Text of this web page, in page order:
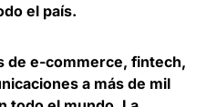
el país.
de e-commerce, fintech,
a más de mil